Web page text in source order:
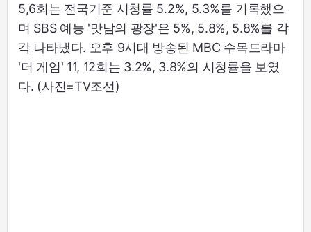
5,6회는 전국기준 시청률 5.2%, 5.3%를 기록했으
며 SBS 예능 '맛남의 광장'은 5%, 5.8%, 5.8%를 각
각 나타냈다. 오후 9시대 방송된 MBC 수목드라마
'더 게임' 11, 12회는 3.2%, 3.8%의 시청률을 보였
다. (사진=TV조선)